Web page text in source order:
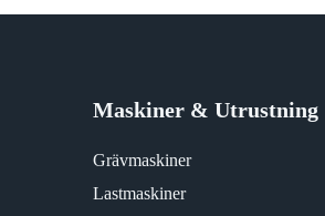
Maskiner & Utrustning
Grävmaskiner
Lastmaskiner